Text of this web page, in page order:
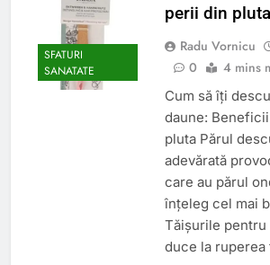
SFATURI
SANATATE
perii din pluta
Radu Vornicu
0
4 mins
Cum să îți
daune:
pluta Părul
adevărată
care au părul
înțeleg cel mai
Tăișurile
duce la